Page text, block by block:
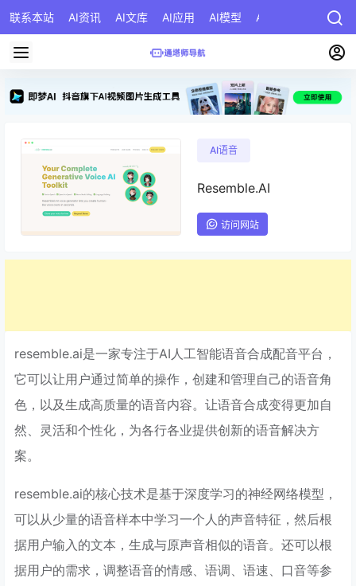
联系本站 AI资讯 AI文库 AI应用 AI模型 AI公司 AI提示词
AI语音
Resemble.AI
访问网站
resemble.ai是一家专注于AI人工智能语音合成配音平台，
它可以让用户通过简单的操作，创建和管理自己的语音角
色，以及生成高质量的语音内容。让语音合成变得更加自
然、灵活和个性化，为各行各业提供创新的语音解决方
案。
resemble.ai的核心技术是基于深度学习的神经网络模型，
可以从少量的语音样本中学习一个人的声音特征，然后根
据用户输入的文本，生成与原声音相似的语音。还可以根
据用户的需求，调整语音的情感、语调、语速、口音等参